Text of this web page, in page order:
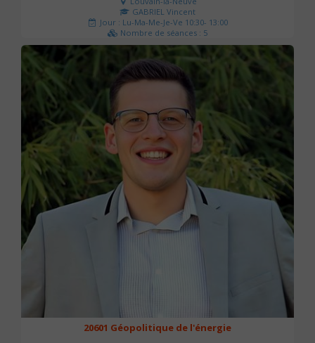
GABRIEL Vincent
Jour : Lu-Ma-Me-Je-Ve 10:30- 13:00
Nombre de séances : 5
120 €
20601 Géopolitique de l'énergie